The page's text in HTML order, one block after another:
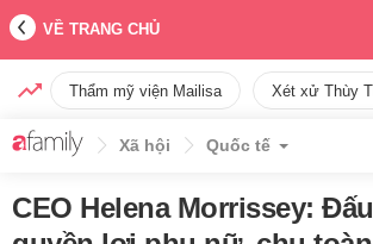
VỀ TRANG CHỦ
Thẩm mỹ viện Mailisa Xét xử Thùy
Xã hội Quốc tế
CEO Helena Morrissey: